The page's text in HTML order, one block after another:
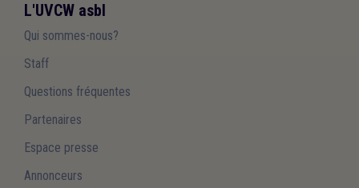
L'UVCW asbl
Qui sommes-nous?
Staff
Questions fréquentes
Partenaires
Espace presse
Annonceurs